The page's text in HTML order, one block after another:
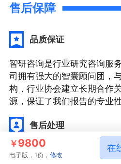
售后保障
品质保证
智研咨询是行业研究咨询服
司拥有强大的智囊顾问团，
构，行业协会建立长期合作
源，保证了我们报告的专业性
售后处理
我们提供完善的售后服务系
询电话专线、微信客服、在
￥9800
电子版，1份，修改
在